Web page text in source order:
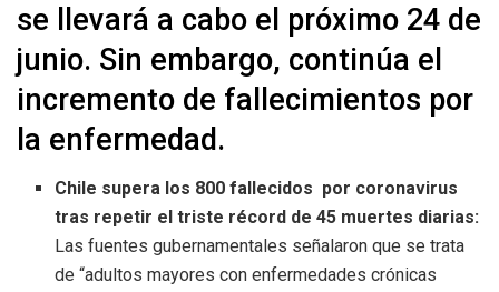
se llevará a cabo el próximo 24 de
junio. Sin embargo, continúa el
incremento de fallecimientos por
la enfermedad.
Chile supera los 800 fallecidos por coronavirus
tras repetir el triste récord de 45 muertes diarias:
Las fuentes gubernamentales señalaron que se trata
de “adultos mayores con enfermedades crónicas